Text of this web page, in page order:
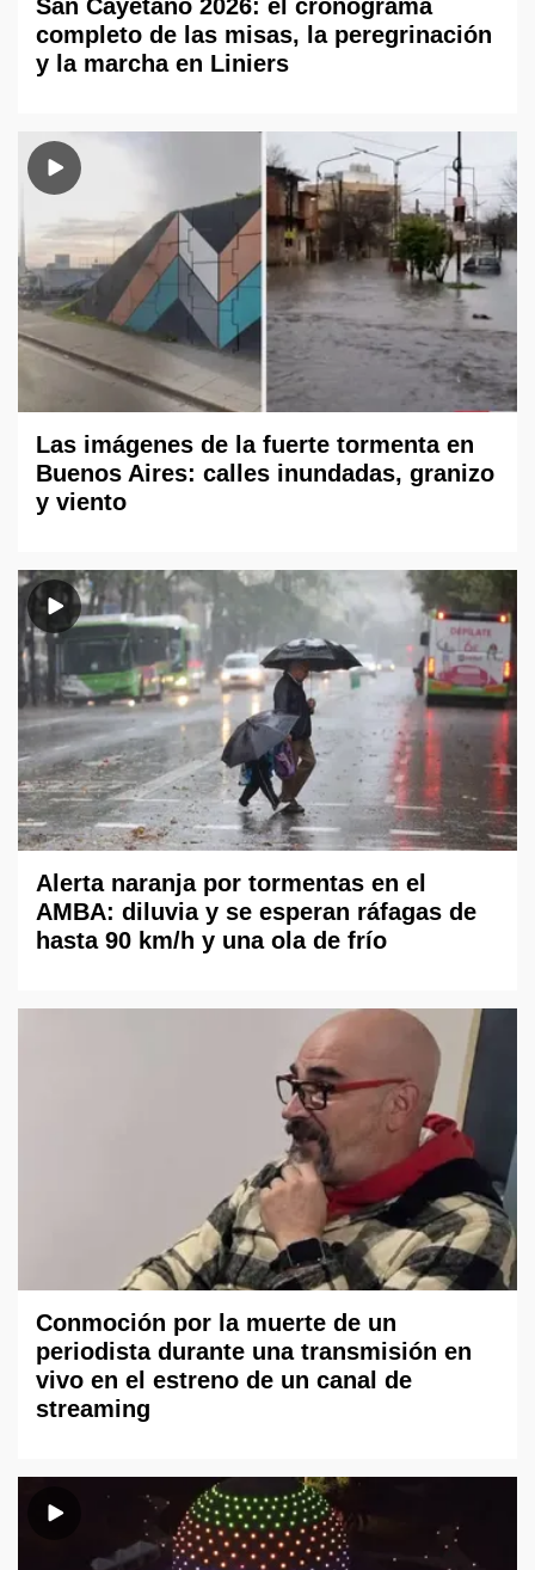
San Cayetano 2026: el cronograma
completo de las misas, la peregrinación
y la marcha en Liniers
Las imágenes de la fuerte tormenta en
Buenos Aires: calles inundadas, granizo
y viento
Alerta naranja por tormentas en el
AMBA: diluvia y se esperan ráfagas de
hasta 90 km/h y una ola de frío
Conmoción por la muerte de un
periodista durante una transmisión en
vivo en el estreno de un canal de
streaming